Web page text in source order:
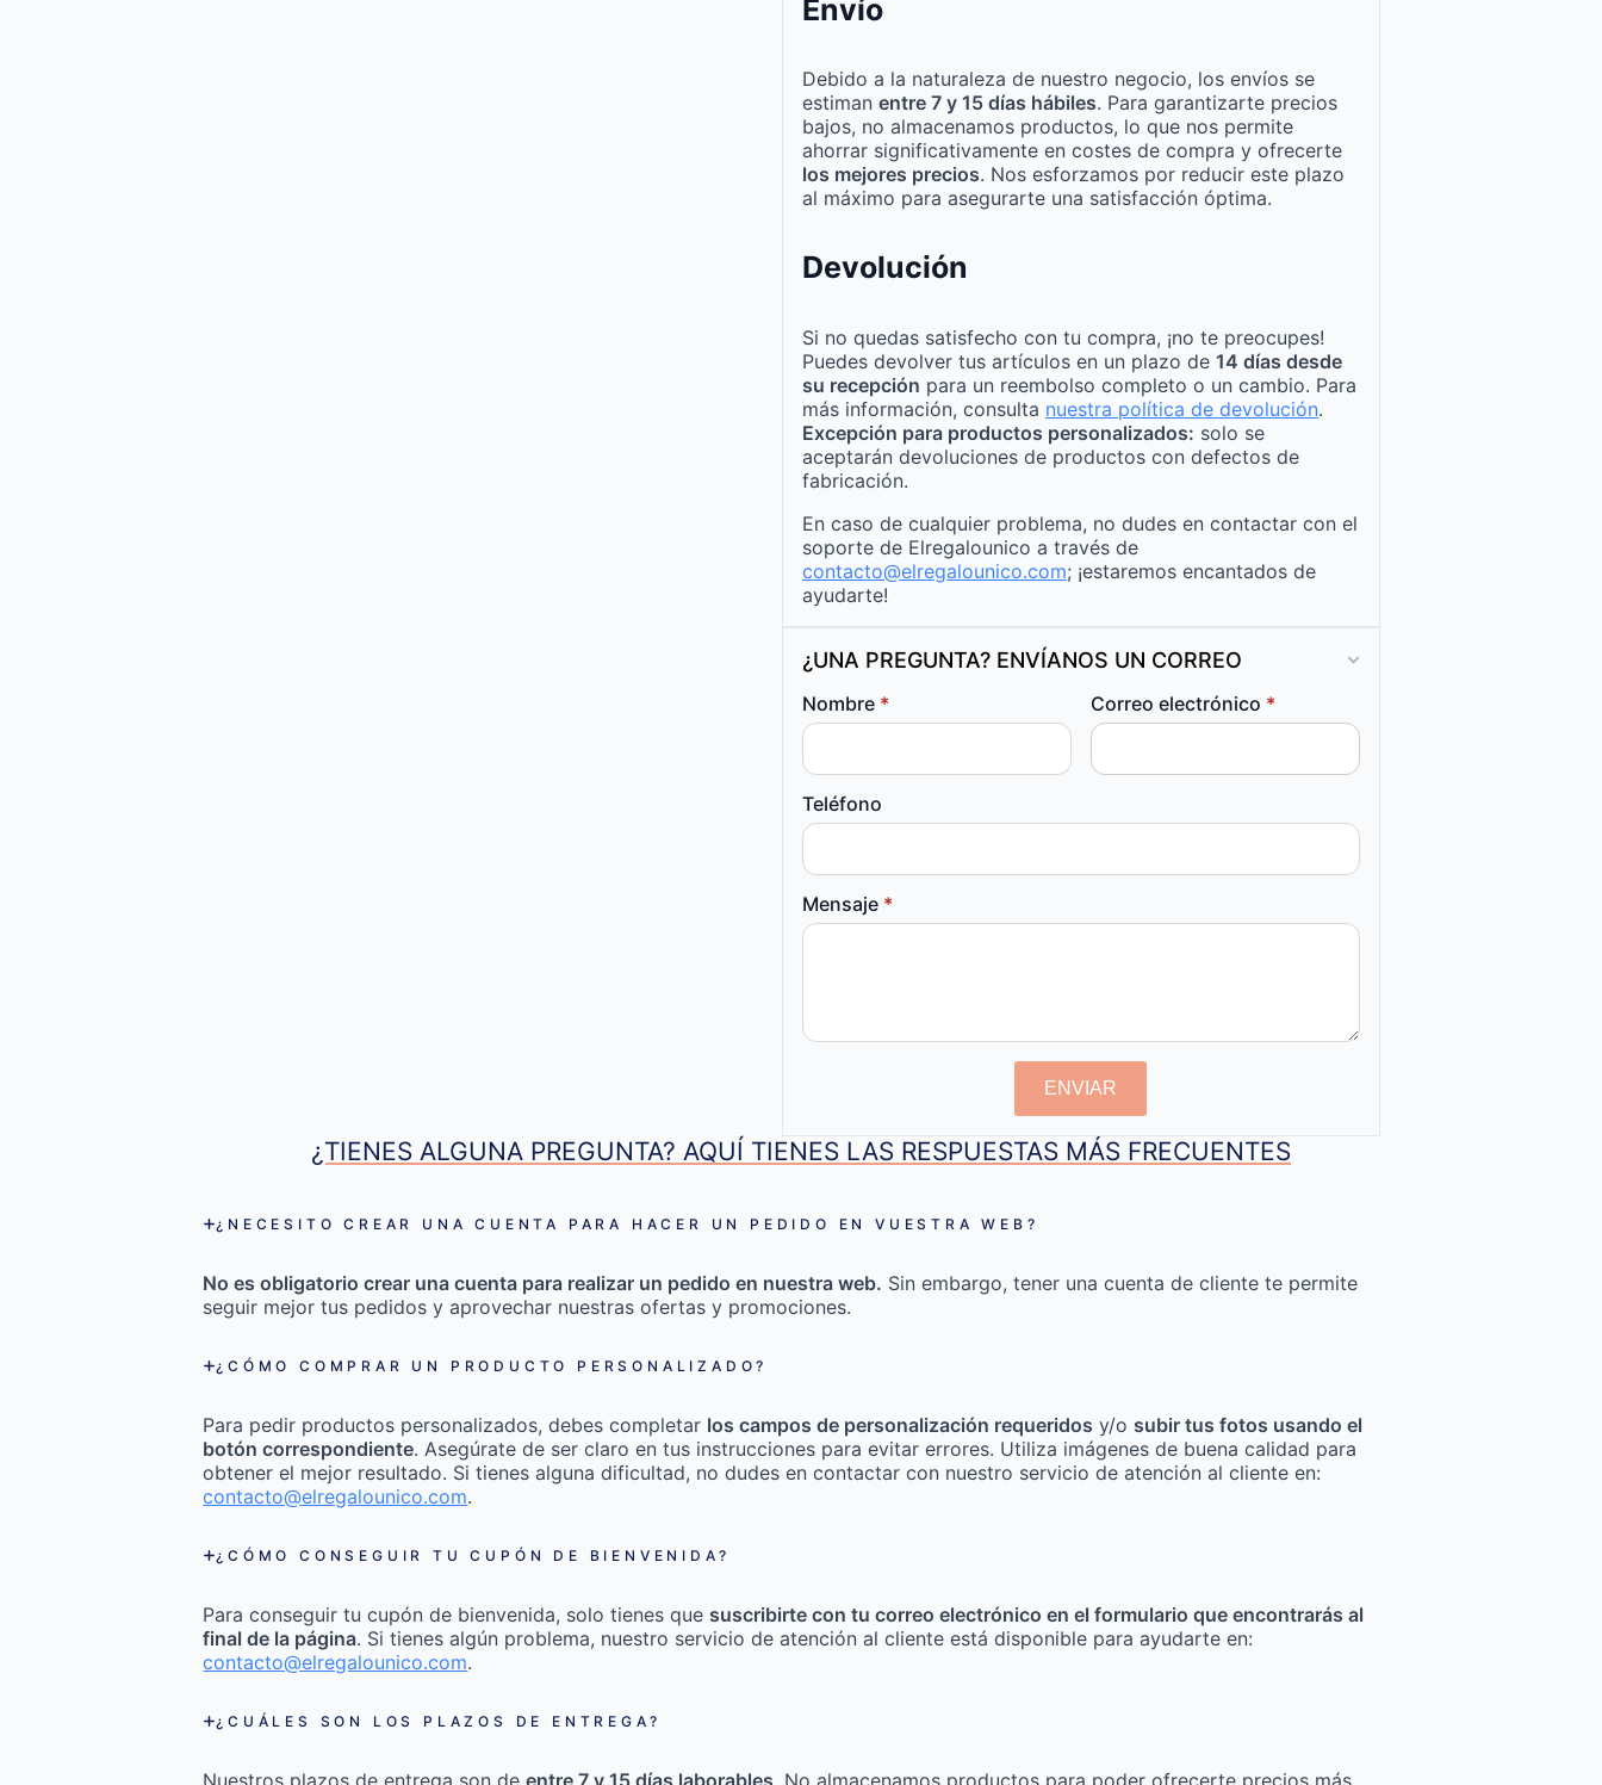
Envío
Debido a la naturaleza de nuestro negocio, los envíos se
estiman entre 7 y 15 días hábiles. Para garantizarte precios
bajos, no almacenamos productos, lo que nos permite
ahorrar significativamente en costes de compra y ofrecerte
los mejores precios. Nos esforzamos por reducir este plazo
al máximo para asegurarte una satisfacción óptima.
Devolución
Si no quedas satisfecho con tu compra, ¡no te preocupes!
Puedes devolver tus artículos en un plazo de 14 días desde
su recepción para un reembolso completo o un cambio. Para
más información, consulta nuestra política de devolución.
Excepción para productos personalizados: solo se
aceptarán devoluciones de productos con defectos de
fabricación.
En caso de cualquier problema, no dudes en contactar con el
soporte de Elregalounico a través de
contacto@elregalounico.com; ¡estaremos encantados de
ayudarte!
¿UNA PREGUNTA? ENVÍANOS UN CORREO
Nombre * Correo electrónico *
Teléfono
Mensaje *
ENVIAR
¿TIENES ALGUNA PREGUNTA? AQUÍ TIENES LAS RESPUESTAS MÁS FRECUENTES
¿NECESITO CREAR UNA CUENTA PARA HACER UN PEDIDO EN VUESTRA WEB?
No es obligatorio crear una cuenta para realizar un pedido en nuestra web. Sin embargo, tener una cuenta de cliente te permite
seguir mejor tus pedidos y aprovechar nuestras ofertas y promociones.
¿CÓMO COMPRAR UN PRODUCTO PERSONALIZADO?
Para pedir productos personalizados, debes completar los campos de personalización requeridos y/o subir tus fotos usando el
botón correspondiente. Asegúrate de ser claro en tus instrucciones para evitar errores. Utiliza imágenes de buena calidad para
obtener el mejor resultado. Si tienes alguna dificultad, no dudes en contactar con nuestro servicio de atención al cliente en:
contacto@elregalounico.com.
¿CÓMO CONSEGUIR TU CUPÓN DE BIENVENIDA?
Para conseguir tu cupón de bienvenida, solo tienes que suscribirte con tu correo electrónico en el formulario que encontrarás al
final de la página. Si tienes algún problema, nuestro servicio de atención al cliente está disponible para ayudarte en:
contacto@elregalounico.com.
¿CUÁLES SON LOS PLAZOS DE ENTREGA?
Nuestros plazos de entrega son deentre 7 y 15 días laborables . No almacenamos productos para poder ofrecerte precios más